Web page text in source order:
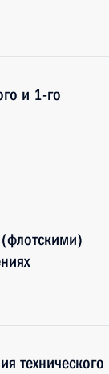
и 1-го
технического